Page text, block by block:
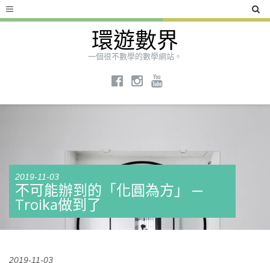
環遊數界
一個很不數學的數學網站。
2019-11-03
不可能辦到的「化圓為方」 ─
Troika做到了
2019-11-03